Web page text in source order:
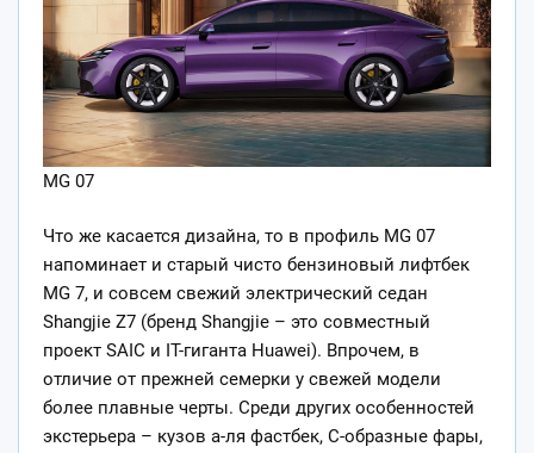
MG 07
Что же касается дизайна, то в профиль MG 07
напоминает и старый чисто бензиновый лифтбек
MG 7, и совсем свежий электрический седан
Shangjie Z7 (бренд Shangjie – это совместный
проект SAIC и IT-гиганта Huawei). Впрочем, в
отличие от прежней семерки у свежей модели
более плавные черты. Среди других особенностей
экстерьера – кузов а-ля фастбек, С-образные фары,